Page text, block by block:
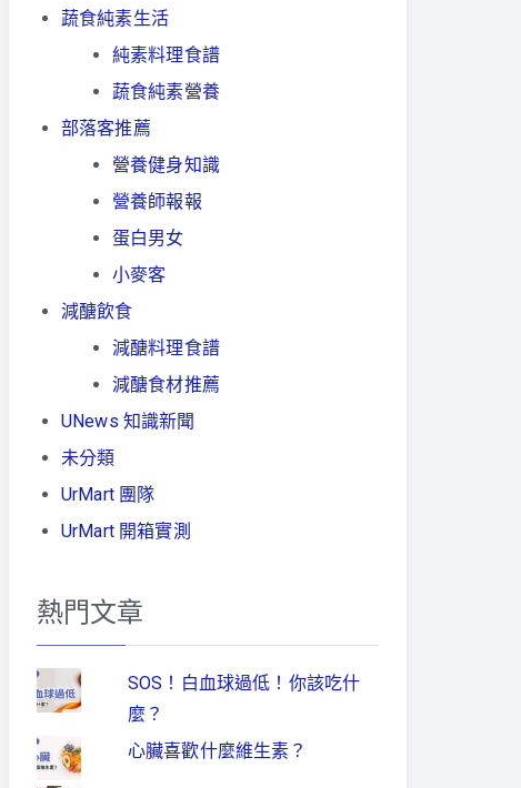
蔬食純素生活
純素料理食譜
蔬食純素營養
部落客推薦
營養健身知識
營養師報報
蛋白男女
小麥客
減醣飲食
減醣料理食譜
減醣食材推薦
UNews 知識新聞
未分類
UrMart 團隊
UrMart 開箱實測
熱門文章
SOS！白血球過低！你該吃什
麼？
心臟喜歡什麼維生素？